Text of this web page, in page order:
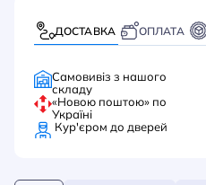
ДОСТАВКА ОПЛАТА
Самовивіз з нашого
складу
«Новою поштою» по
Україні
Кур'єром до дверей